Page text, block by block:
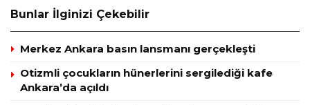
Bunlar İlginizi Çekebilir
Merkez Ankara basın lansmanı gerçekleşti
Otizmli çocukların hünerlerini sergilediği kafe
Ankara’da açıldı